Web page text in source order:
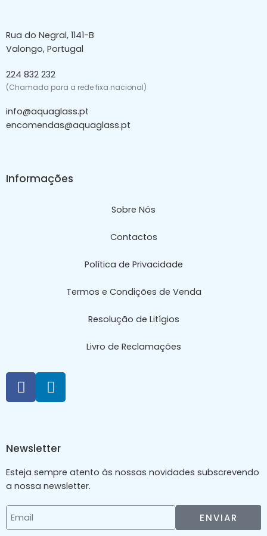
Rua do Negral, 1141-B
Valongo, Portugal
224 832 232
(Chamada para a rede fixa nacional)
info@aquaglass.pt
encomendas@aquaglass.pt
Informações
Sobre Nós
Contactos
Política de Privacidade
Termos e Condições de Venda
Resolução de Litígios
Livro de Reclamações
Newsletter
Esteja sempre atento às nossas novidades subscrevendo
a nossa newsletter.
ENVIAR